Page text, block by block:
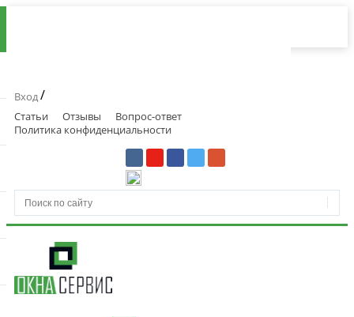
Вход/
Статьи Отзывы
Вопрос-ответ
Политика конфиденциальности